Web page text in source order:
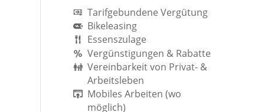
Tarifgebundene Vergütung
Bikeleasing
Essenszulage
Vergünstigungen & Rabatte
Vereinbarkeit von Privat- &
Arbeitsleben
Mobiles Arbeiten (wo
möglich)